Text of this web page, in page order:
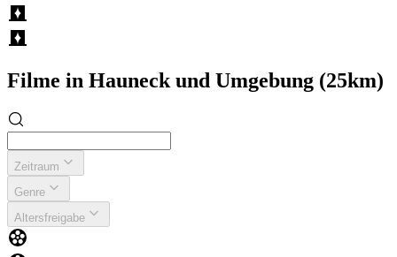
Filme in Hauneck und Umgebung (25km)
Zeitraum
Genre
Altersfreigabe